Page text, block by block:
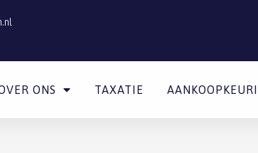
ONS TAXATIE